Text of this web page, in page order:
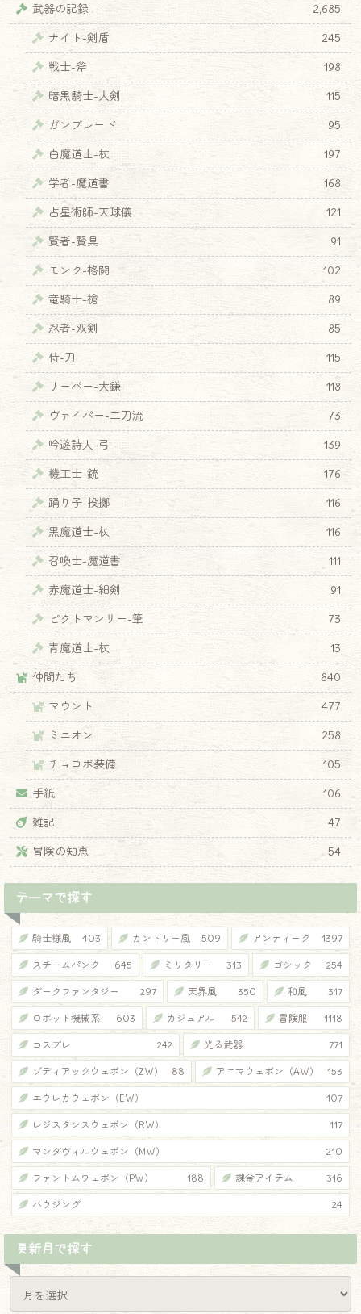
武器の記録
2,685
ナイト-剣盾
245
戦士-斧
198
暗黒騎士-大剣
115
ガンブレード
95
白魔道士-杖
197
学者-魔道書
168
占星術師-天球儀
121
賢者-賢具
91
モンク-格闘
102
竜騎士-槍
89
忍者-双剣
85
侍-刀
115
リーパー-大鎌
118
ヴァイパー-二刀流
73
吟遊詩人-弓
139
機工士-銃
176
踊り子-投擲
116
黒魔道士-杖
116
召喚士-魔道書
111
赤魔道士-細剣
91
ピクトマンサー-筆
73
青魔道士-杖
13
仲間たち
840
マウント
477
ミニオン
258
チョコボ装備
105
手紙
106
雑記
47
冒険の知恵
54
テーマで探す
騎士様風 403 カントリー風 509 アンティーク 1397
スチームパンク 645 ミリタリー 313 ゴシック 254
ダークファンタジー 297 天界風 350 和風 317
ロボット機械系 603 カジュアル 542 冒険服 1118
コスプレ 242 光る武器 771
ゾディアックウェポン（ZW） 88 アニマウェポン（AW） 153
エウレカウェポン（EW） 107
レジスタンスウェポン（RW） 117
マンダヴィルウェポン（MW） 210
ファントムウェポン（PW） 188 課金アイテム 316
ハウジング 24
更新月で探す